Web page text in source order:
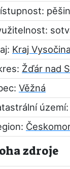
Kraj Vysočina
Žďár nad
Věžná
území:
zdroje